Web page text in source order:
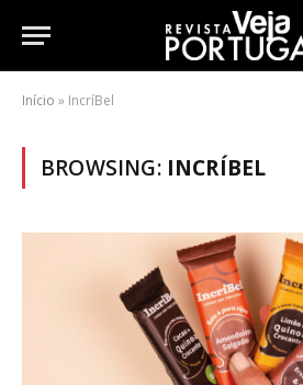
Início » IncríBel
BROWSING: INCRÍBEL